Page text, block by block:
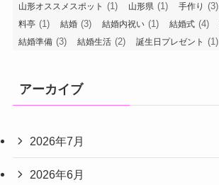
山形オススメスポット (1) 山形県 (1) 手作り (3)
料亭 (1) 結婚 (3) 結婚内祝い (1) 結婚式 (4)
結婚準備 (3) 結婚生活 (2) 誕生日プレゼント (1)
アーカイブ
2026年7月
2026年6月